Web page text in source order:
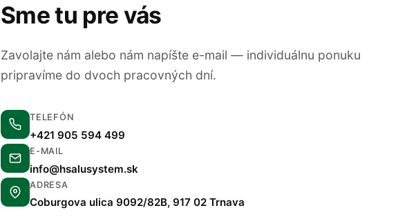
Sme tu pre vás
Zavolajte nám alebo nám napíšte e-mail — individuálnu ponuku
pripravíme do dvoch pracovných dní.
TELEFÓN
+421 905 594 499
E-MAIL
info@hsalusystem.sk
ADRESA
Coburgova ulica 9092/82B, 917 02 Trnava